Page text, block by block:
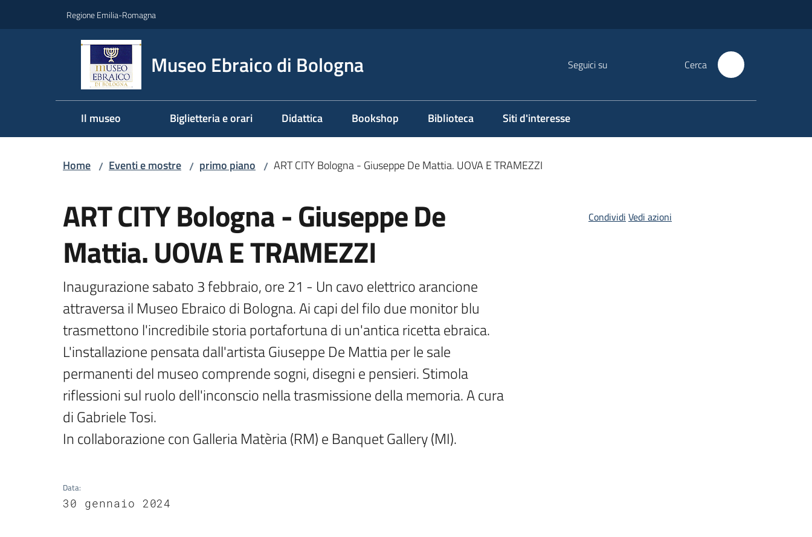
Regione Emilia-Romagna
Museo Ebraico di Bologna Seguici su Cerca
Il museo Biglietteria e orari Didattica Bookshop Biblioteca Siti d'interesse
Home / Eventi e mostre / primo piano / ART CITY Bologna - Giuseppe De Mattia. UOVA E TRAMEZZI
ART CITY Bologna - Giuseppe De
Mattia. UOVA E TRAMEZZI
Inaugurazione sabato 3 febbraio, ore 21 - Un cavo elettrico arancione
attraversa il Museo Ebraico di Bologna. Ai capi del filo due monitor blu
trasmettono l'incredibile storia portafortuna di un'antica ricetta ebraica.
L'installazione pensata dall'artista Giuseppe De Mattia per le sale
permanenti del museo comprende sogni, disegni e pensieri. Stimola
riflessioni sul ruolo dell'inconscio nella trasmissione della memoria. A cura
di Gabriele Tosi.
In collaborazione con Galleria Matèria (RM) e Banquet Gallery (MI).
Data:
30 gennaio 2024
Condividi Vedi azioni